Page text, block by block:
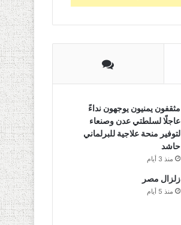
مثقفون يمنيون يوجهون نداءً
عاجلًا لسلطتي عدن وصنعاء
لتوفير منحة علاجية للبرلماني
حاشد
منذ 3 أيام
زلزال مصر
منذ 5 أيام